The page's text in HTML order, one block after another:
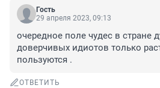
Гость
29 апреля 2023, 09:13
очередное поле чудес в стране
доверчивых идиотов только
пользуются .
ОТВЕТИТЬ